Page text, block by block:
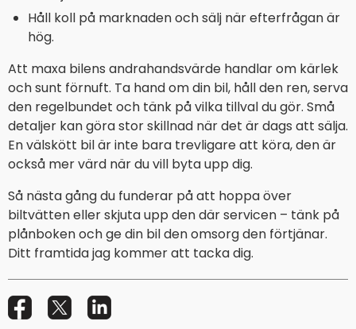
Håll koll på marknaden och sälj när efterfrågan är
hög.
Att maxa bilens andrahandsvärde handlar om kärlek
och sunt förnuft. Ta hand om din bil, håll den ren, serva
den regelbundet och tänk på vilka tillval du gör. Små
detaljer kan göra stor skillnad när det är dags att sälja.
En välskött bil är inte bara trevligare att köra, den är
också mer värd när du vill byta upp dig.
Så nästa gång du funderar på att hoppa över
biltvätten eller skjuta upp den där servicen – tänk på
plånboken och ge din bil den omsorg den förtjänar.
Ditt framtida jag kommer att tacka dig.